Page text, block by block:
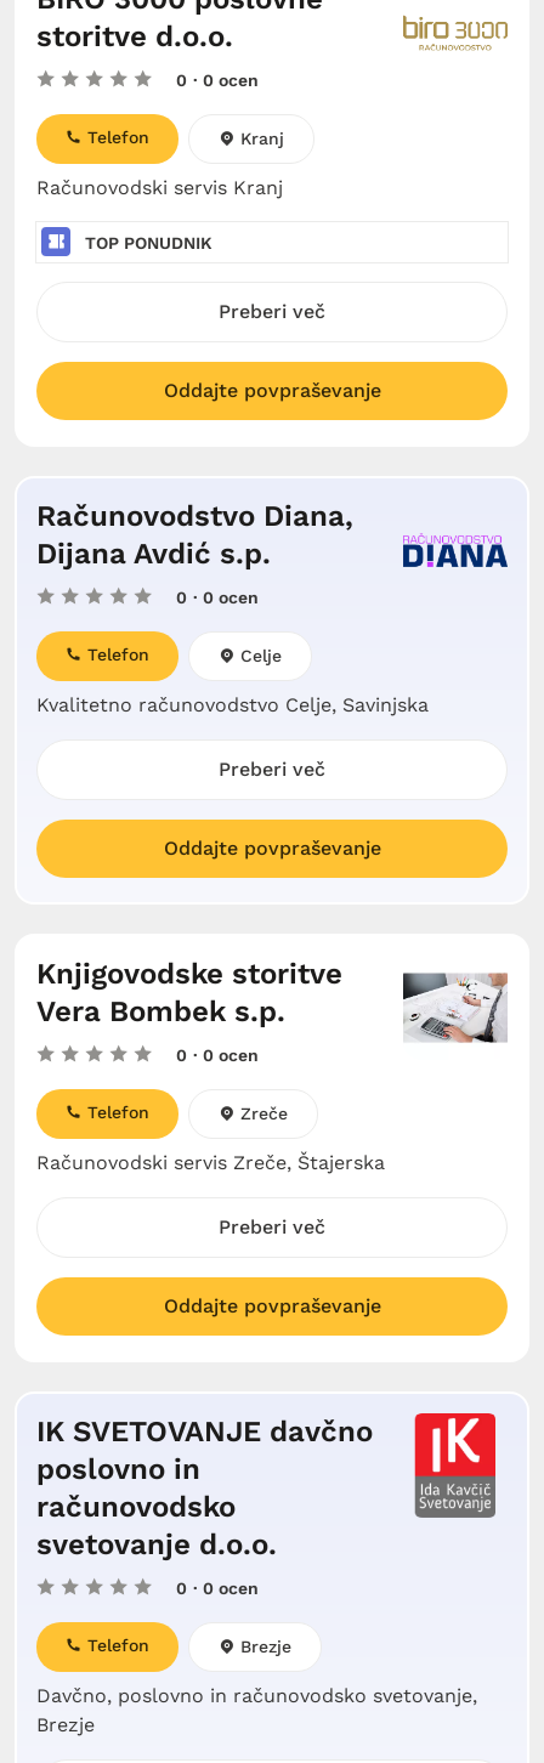
storitve d.o.o.
0 · 0 ocen
Računovodski servis Kranj
Telefon Kranj
TOP PONUDNIK
Preberi več
Oddajte povpraševanje
Računovodstvo Diana,
Dijana Avdić s.p.
0 · 0 ocen
Kvalitetno računovodstvo Celje, Savinjska
Telefon Celje
Preberi več
Oddajte povpraševanje
Knjigovodske storitve
Vera Bombek s.p.
0 · 0 ocen
Računovodski servis Zreče, Štajerska
Telefon Zreče
Preberi več
Oddajte povpraševanje
IK SVETOVANJE davčno
poslovno in
računovodsko
svetovanje d.o.o.
0 · 0 ocen
Davčno, poslovno in računovodsko svetovanje,
Brezje
Telefon Brezje